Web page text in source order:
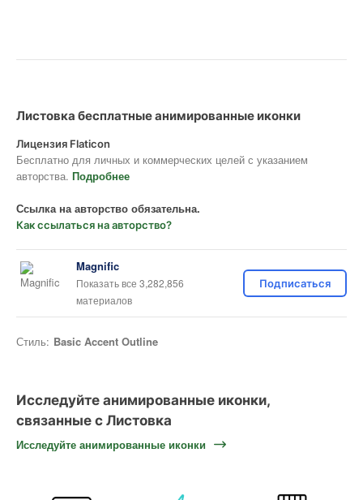
Листовка бесплатные анимированные иконки
Лицензия Flaticon
Бесплатно для личных и коммерческих целей с указанием
авторства. Подробнее
Ссылка на авторство обязательна.
Как ссылаться на авторство?
Magnific
Показать все 3,282,856
материалов
Подписаться
Стиль: Basic Accent Outline
Исследуйте анимированные иконки,
связанные с Листовка
Исследуйте анимированные иконки